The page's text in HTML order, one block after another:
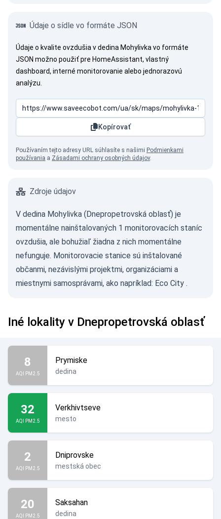
Údaje o sídle vo formáte JSON
Údaje o kvalite ovzdušia v dedina Mohylivka vo formáte
JSON možno použiť pre HomeAssistant, vlastný
dashboard, interné monitorovanie alebo jednorazovú
analýzu.
Kopírovať
Používaním tejto adresy URL súhlasíte s našimi Podmienkami
používania a Zásadami ochrany osobných údajov.
Zdroje údajov
V dedina Mohylivka (Dnepropetrovská oblasť) je
momentálne nainštalovaných 1 monitorovacích staníc
ovzdušia, ale bohužiaľ žiadna z nich momentálne
nefunguje. Monitorovacie stanice sú inštalované
občanmi, nezávislými projektmi, organizáciami a
miestnymi samosprávami, ako napríklad: Eco City .
Iné lokality v Dnepropetrovská oblasť
8
AQI PM2.5
Prymiske
dedina
32
AQI PM2.5
Verkhivtseve
mesto
2
AQI PM2.5
Dniprovske
mestská obec
20
AQI PM2.5
Saksahan
dedina